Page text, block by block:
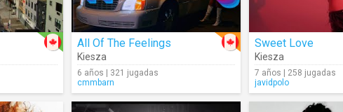
All Of The Feelings
Kiesza
6 años | 321 jugadas
cmmbarn
Sweet Love
Kiesza
7 años | 258 jugadas
javidpolo